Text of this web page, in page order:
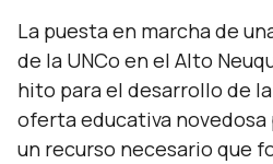
La puesta en marcha de
de la UNCo en el Alto
hito para el desarrollo de
oferta educativa novedosa
un recurso necesario que